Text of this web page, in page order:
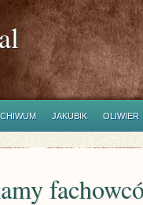
JAKUBIK OLIWIER